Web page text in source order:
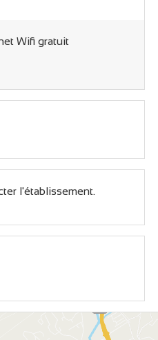
Wifi gratuit
l'établissement.